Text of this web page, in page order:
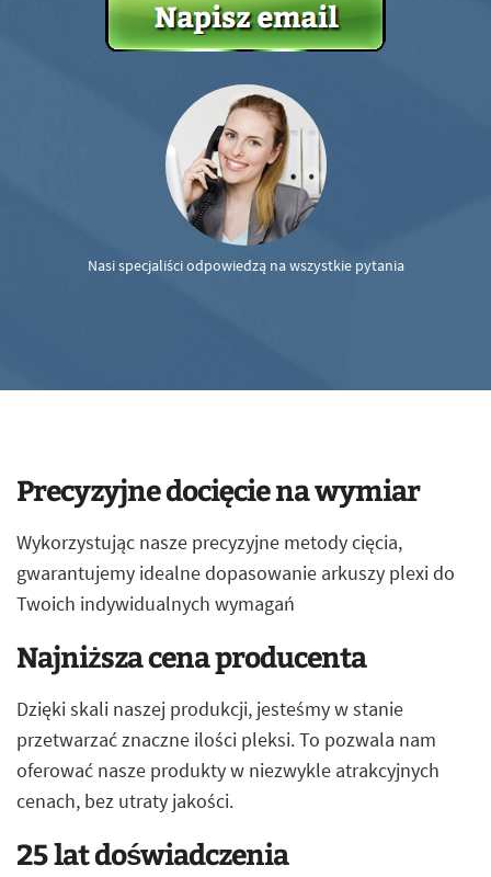
Nasi specjaliści odpowiedzą na wszystkie pytania
Precyzyjne docięcie na wymiar
Wykorzystując nasze precyzyjne metody cięcia,
gwarantujemy idealne dopasowanie arkuszy plexi do
Twoich indywidualnych wymagań
Najniższa cena producenta
Dzięki skali naszej produkcji, jesteśmy w stanie
przetwarzać znaczne ilości pleksi. To pozwala nam
oferować nasze produkty w niezwykle atrakcyjnych
cenach, bez utraty jakości.
25 lat doświadczenia